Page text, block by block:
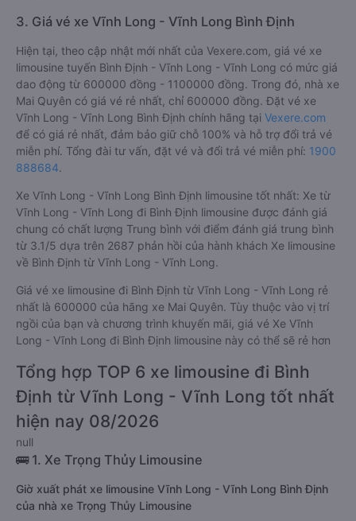
3. Giá vé xe Vĩnh Long - Vĩnh Long Bình Định
Hiện tại, theo cập nhật mới nhất của Vexere.com, giá vé xe
limousine tuyến Bình Định - Vĩnh Long - Vĩnh Long có mức giá
dao động từ 600000 đồng - 1100000 đồng. Trong đó, nhà xe
Mai Quyên có giá vé rẻ nhất, chỉ 600000 đồng. Đặt vé xe
Vĩnh Long - Vĩnh Long Bình Định chính hãng tại Vexere.com
để có giá rẻ nhất, đảm bảo giữ chỗ 100% và hỗ trợ đổi trả vé
miễn phí. Tổng đài tư vấn, đặt vé và đổi trả vé miễn phí: 1900
888684.
Xe Vĩnh Long - Vĩnh Long Bình Định limousine tốt nhất: Xe từ
Vĩnh Long - Vĩnh Long đi Bình Định limousine được đánh giá
chung có chất lượng Trung bình với điểm đánh giá trung bình
từ 3.1/5 dựa trên 2687 phản hồi của hành khách Xe limousine
về Bình Định từ Vĩnh Long - Vĩnh Long.
Giá vé xe limousine đi Bình Định từ Vĩnh Long - Vĩnh Long rẻ
nhất là 600000 của hãng xe Mai Quyên. Tùy thuộc vào vị trí
ngồi của bạn và chương trình khuyến mãi, giá vé Xe Vĩnh
Long - Vĩnh Long đi Bình Định limousine này có thể sẽ rẻ hơn
Tổng hợp TOP 6 xe limousine đi Bình
Định từ Vĩnh Long - Vĩnh Long tốt nhất
hiện nay 08/2026
null
🚌 1. Xe Trọng Thủy Limousine
Giờ xuất phát xe limousine Vĩnh Long - Vĩnh Long Bình Định
của nhà xe Trọng Thủy Limousine